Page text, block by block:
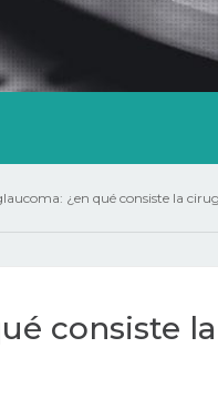
¿en qué consiste la
consiste la